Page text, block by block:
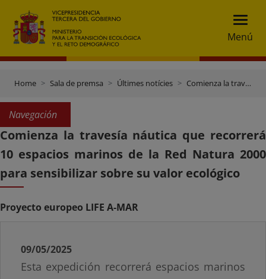
Menú
Home Sala de premsa Últimes notícies Comienza la travesía náutica que recorrerá 10 espacios marinos de la Red Natura 2000 para sensibilizar sobre su valor ecológico
Navegación
Comienza la travesía náutica que recorrerá
10 espacios marinos de la Red Natura 2000
para sensibilizar sobre su valor ecológico
Proyecto europeo LIFE A-MAR
09/05/2025
Esta expedición recorrerá espacios marinos